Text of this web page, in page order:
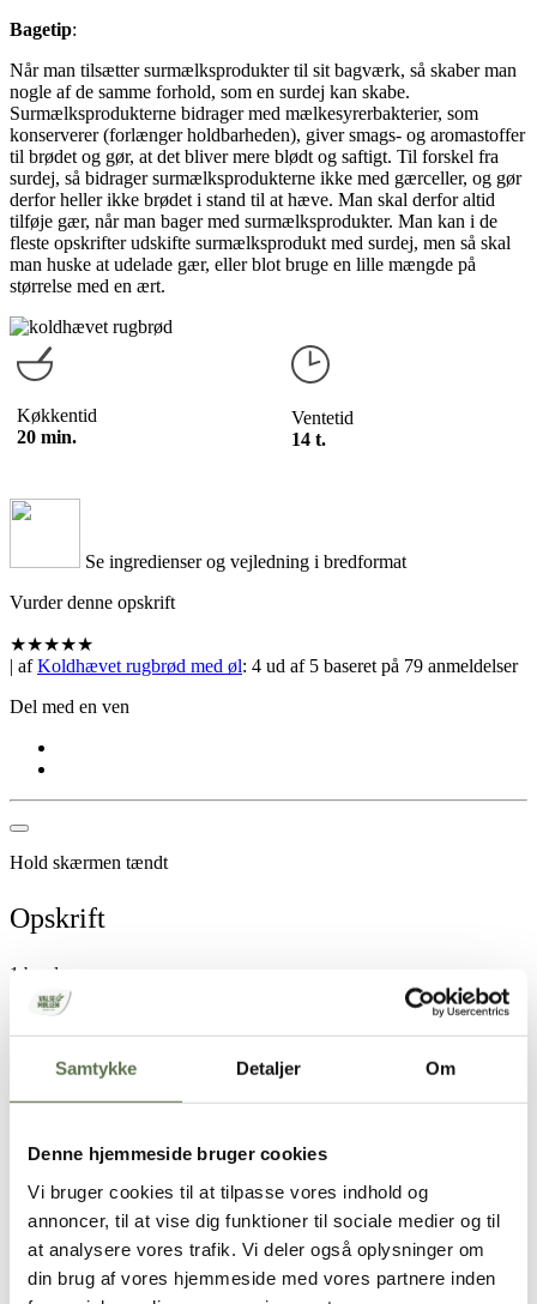
Samtykke Detaljer Om
Denne hjemmeside bruger cookies
Vi bruger cookies til at tilpasse vores indhold og
annoncer, til at vise dig funktioner til sociale medier og til
at analysere vores trafik. Vi deler også oplysninger om
din brug af vores hjemmeside med vores partnere inden
Bagetip:
Når man tilsætter surmælksprodukter til sit bagværk, så skaber man
nogle af de samme forhold, som en surdej kan skabe.
Surmælksprodukterne bidrager med mælkesyrerbakterier, som
konserverer (forlænger holdbarheden), giver smags- og aromastoffer
til brødet og gør, at det bliver mere blødt og saftigt. Til forskel fra
surdej, så bidrager surmælksprodukterne ikke med gærceller, og gør
derfor heller ikke brødet i stand til at hæve. Man skal derfor altid
tilføje gær, når man bager med surmælksprodukter. Man kan i de
fleste opskrifter udskifte surmælksprodukt med surdej, men så skal
man huske at udelade gær, eller blot bruge en lille mængde på
størrelse med en ært.
Køkkentid
20 min.
Ventetid
14 t.
Se ingredienser og vejledning i bredformat
Vurder denne opskrift
★★★★★
| afKoldhævet rugbrød med øl: 4 ud af 5 baseret på 79 anmeldelser
Del med en ven
Hold skærmen tændt
Opskrift
1 brød
1 hvidtøl, 33 cl
50 g koldt vand
80 g Valsemøllen Økologiske Rugkerner
30 g Valsemøllen Økologiske Hørfrø
30 g Valsemøllen Økologiske Solsikkekerner
150 g surmælksprodukt, fx kærnemælk, Acido eller yoghurt naturel
100 gValsemøllen Økologisk Dansk Hvedemel
350 gValsemøllen Økologisk Dansk Rugmel
2 spsk. blå birkes til at drysse på toppen
1 rugbrødsform, ca. 2 liter
1 lille tsk. smør til at smørre rugbrødsformen med